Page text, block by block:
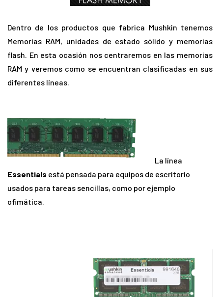
Dentro de los productos que fabrica Mushkin tenemos
Memorias RAM, unidades de estado sólido y memorias
flash. En esta ocasión nos centraremos en las memorias
RAM y veremos como se encuentran clasificadas en sus
diferentes líneas.
La línea
Essentials está pensada para equipos de escritorio
usados para tareas sencillas, como por ejemplo
ofimática.